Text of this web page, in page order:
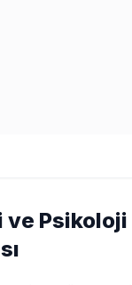
Psikoloji